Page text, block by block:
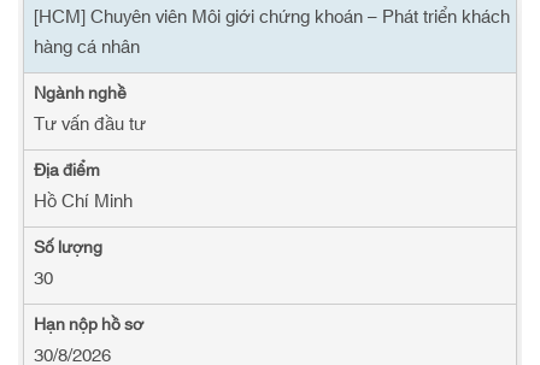
[HCM] Chuyên viên Môi giới chứng khoán – Phát triển khách
hàng cá nhân
Tư vấn đầu tư
Hồ Chí Minh
30
30/8/2026